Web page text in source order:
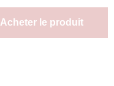
Acheter le produit